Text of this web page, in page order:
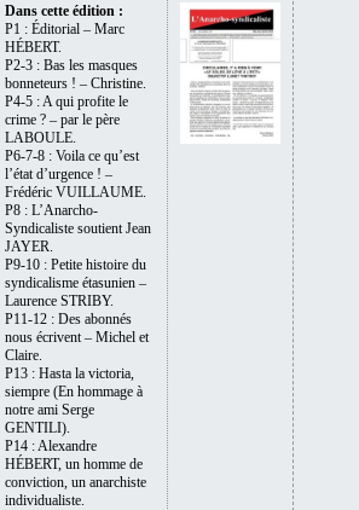
Dans cette édition :
P1 : Éditorial – Marc
HÉBERT.
P2-3 : Bas les masques
bonneteurs ! – Christine.
P4-5 : A qui profite le
crime ? – par le père
LABOULE.
P6-7-8 : Voila ce qu’est
l’état d’urgence ! –
Frédéric VUILLAUME.
P8 : L’Anarcho-
Syndicaliste soutient Jean
JAYER.
P9-10 : Petite histoire du
syndicalisme étasunien –
Laurence STRIBY.
P11-12 : Des abonnés
nous écrivent – Michel et
Claire.
P13 : Hasta la victoria,
siempre (En hommage à
notre ami Serge
GENTILI).
P14 : Alexandre
HÉBERT, un homme de
conviction, un anarchiste
individualiste.